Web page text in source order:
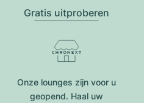
Gratis uitproberen
Onze lounges zijn voor u
geopend. Haal uw